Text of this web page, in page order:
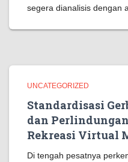
segera dianalisis dengan
UNCATEGORIZED
Standardisasi
dan
Rekreasi Virtual
Di tengah pesatnya